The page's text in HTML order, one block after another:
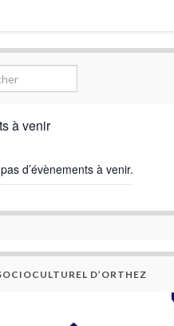
à venir
pas d’évènements à venir.
D’ORTHEZ